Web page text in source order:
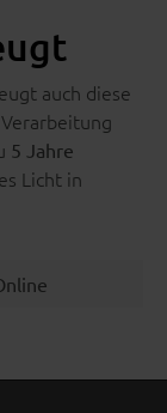
auch diese
5 Jahre
Licht in